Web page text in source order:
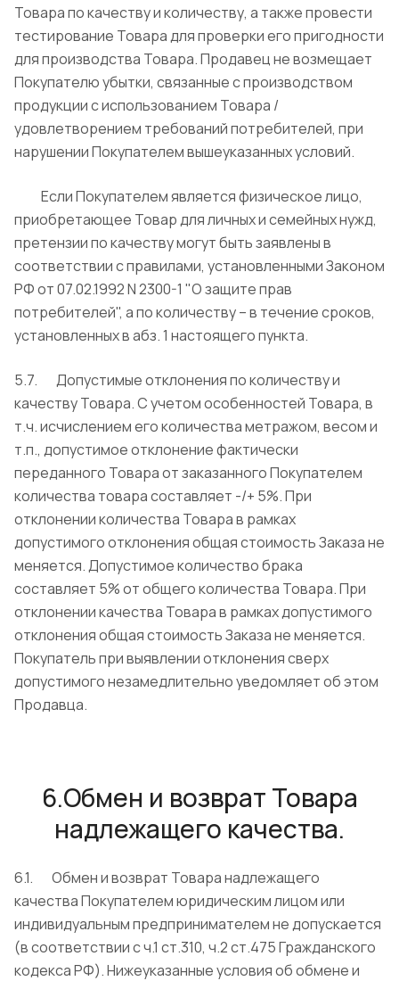
Товара по качеству и количеству, а также провести
тестирование Товара для проверки его пригодности
для производства Товара. Продавец не возмещает
Покупателю убытки, связанные с производством
продукции с использованием Товара /
удовлетворением требований потребителей, при
нарушении Покупателем вышеуказанных условий.
Если Покупателем является физическое лицо,
приобретающее Товар для личных и семейных нужд,
претензии по качеству могут быть заявлены в
соответствии с правилами, установленными Законом
РФ от 07.02.1992 N 2300-1 "О защите прав
потребителей", а по количеству – в течение сроков,
установленных в абз. 1 настоящего пункта.
5.7. Допустимые отклонения по количеству и
качеству Товара. С учетом особенностей Товара, в
т.ч. исчислением его количества метражом, весом и
т.п., допустимое отклонение фактически
переданного Товара от заказанного Покупателем
количества товара составляет -/+ 5%. При
отклонении количества Товара в рамках
допустимого отклонения общая стоимость Заказа не
меняется. Допустимое количество брака
составляет 5% от общего количества Товара. При
отклонении качества Товара в рамках допустимого
отклонения общая стоимость Заказа не меняется.
Покупатель при выявлении отклонения сверх
допустимого незамедлительно уведомляет об этом
Продавца.
6.Обмен и возврат Товара
надлежащего качества.
6.1. Обмен и возврат Товара надлежащего
качества Покупателем юридическим лицом или
индивидуальным предпринимателем не допускается
(в соответствии с ч.1 ст.310, ч.2 ст.475 Гражданского
кодекса РФ). Нижеуказанные условия об обмене и